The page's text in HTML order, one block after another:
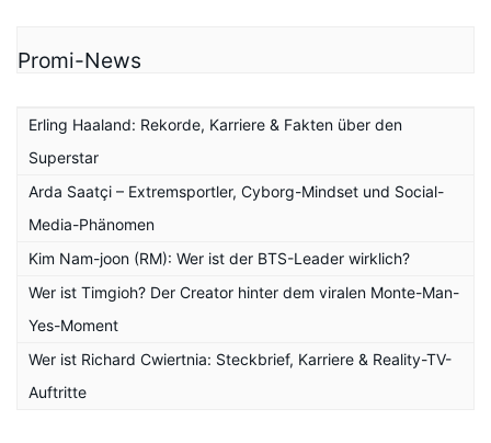
Promi-News
Erling Haaland: Rekorde, Karriere & Fakten über den
Superstar
Arda Saatçi – Extremsportler, Cyborg-Mindset und Social-
Media-Phänomen
Kim Nam-joon (RM): Wer ist der BTS-Leader wirklich?
Wer ist Timgioh? Der Creator hinter dem viralen Monte-Man-
Yes-Moment
Wer ist Richard Cwiertnia: Steckbrief, Karriere & Reality-TV-
Auftritte